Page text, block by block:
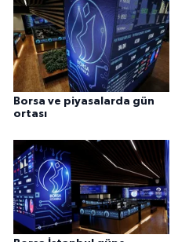
Borsa ve piyasalarda gün
ortası